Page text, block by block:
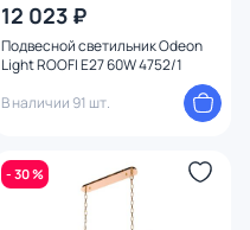
12 023 ₽
Подвесной светильник Odeon
Light ROOFI E27 60W 4752/1
В наличии 91 шт.
- 30 %